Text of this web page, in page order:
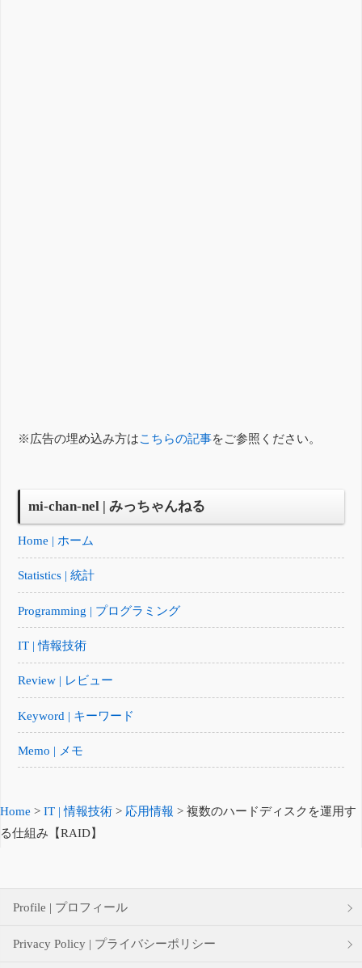
※広告の埋め込み方はこちらの記事をご参照ください。
mi-chan-nel | みっちゃんねる
Home | ホーム
Statistics | 統計
Programming | プログラミング
IT | 情報技術
Review | レビュー
Keyword | キーワード
Memo | メモ
Home > IT | 情報技術 > 応用情報 > 複数のハードディスクを運用す
る仕組み【RAID】
Profile | プロフィール
Privacy Policy | プライバシーポリシー